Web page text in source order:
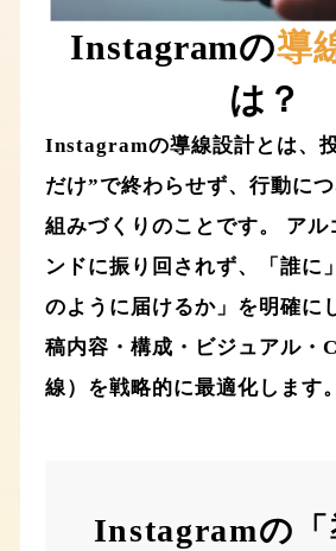
Instagramの導
は？
Instagramの導線設計とは、
だけ”で終わらせず、行動に
組みづくりのことです。 アル
ンドに振り回されず、「誰に
のように届けるか」を明確に
稿内容・構成・ビジュアル・
線）を戦略的に最適化します。
Instagramの「